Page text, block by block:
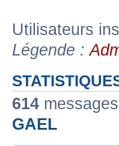
Utilisateurs
Légende :
614 messages
GAEL